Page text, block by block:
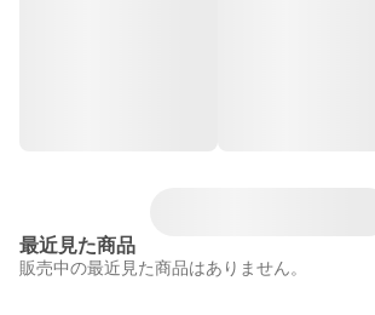
最近見た商品
販売中の最近見た商品はありません。